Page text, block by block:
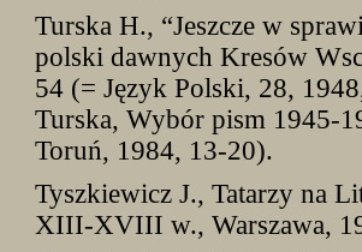
Turska H., “Jeszcze w
polski dawnych Kresów
54 (= Język Polski, 28,
Turska, Wybór pism 1945-
Toruń, 1984, 13-20).
Tyszkiewicz J., Tatarzy na
XIII-XVIII w., Warszawa,